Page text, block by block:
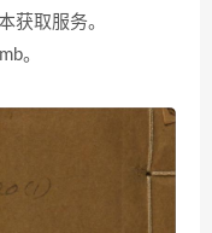
获取服务。
。